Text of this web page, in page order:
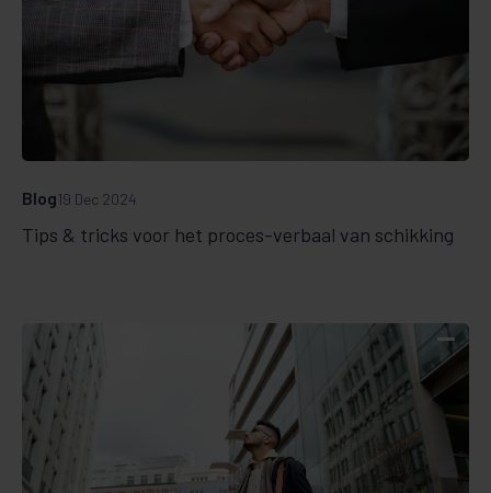
Tips & tricks voor het proces-verbaal van schikking
Blog19 Dec 2024